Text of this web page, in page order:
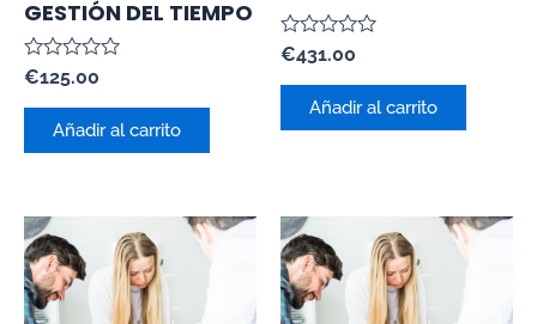
GESTIÓN DEL TIEMPO
Valorado
0
€125.00
Añadir al carrito
Valorado
con
0
€431.00
Añadir al carrito